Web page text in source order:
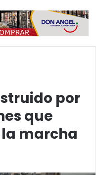
por
que
marcha